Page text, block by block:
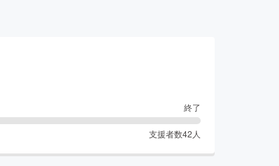
終了
支援者数42 人